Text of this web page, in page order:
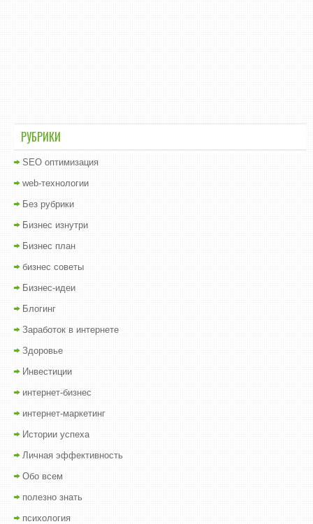
РУБРИКИ
SEO оптимизация
web-технологии
Без рубрики
Бизнес изнутри
Бизнес план
бизнес советы
Бизнес-идеи
Блогинг
Заработок в интернете
Здоровье
Инвестиции
интернет-бизнес
интернет-маркетинг
Истории успеха
Личная эффективность
Обо всем
полезно знать
психология